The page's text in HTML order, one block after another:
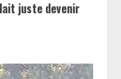
juste devenir